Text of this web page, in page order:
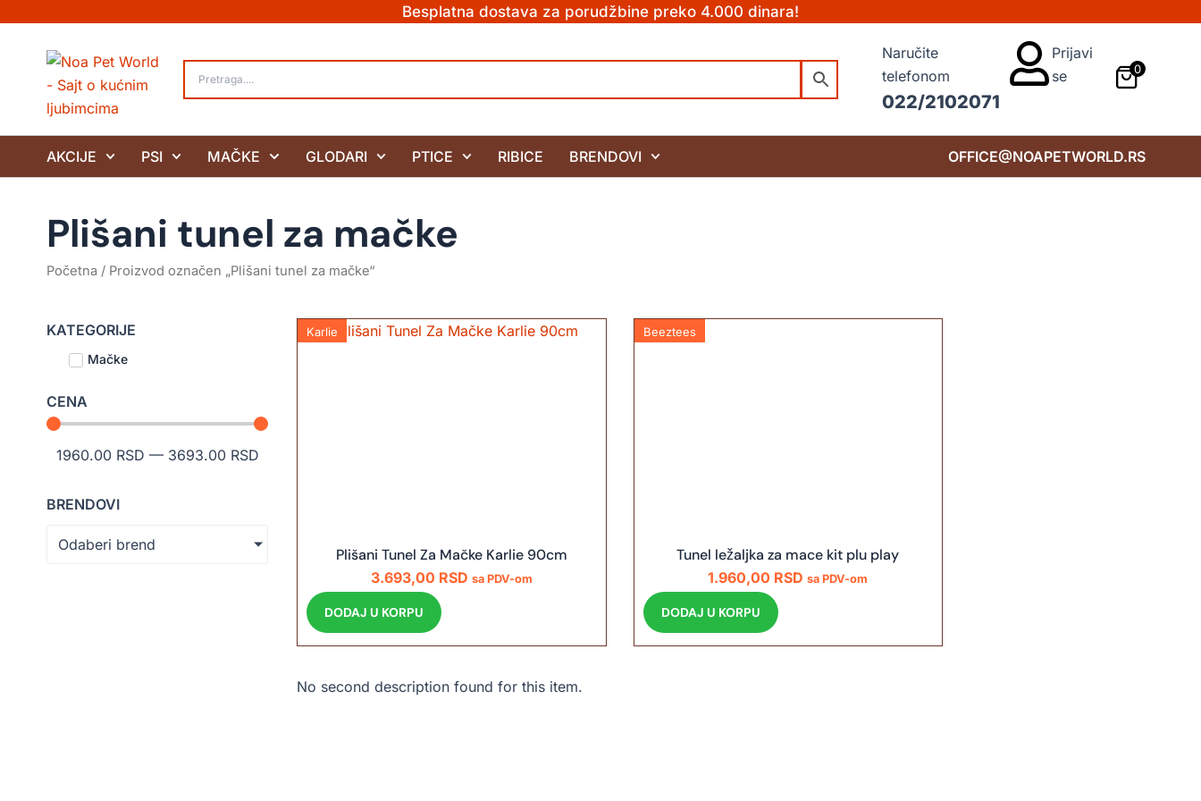
sadržaj
Besplatna dostava za porudžbine preko 4.000 dinara!
Naručite
telefonom
022/2102071
Prijavi
se
0
AKCIJE PSI MAČKE GLODARI PTICE RIBICE BRENDOVI OFFICE@NOAPETWORLD.RS
Plišani tunel za mačke
Početna / Proizvod označen „Plišani tunel za mačke“
KATEGORIJE
Mačke
CENA
1960.00 RSD — 3693.00 RSD
BRENDOVI
Odaberi brend
Karlie
Plišani Tunel Za Mačke Karlie 90cm
3.693,00 RSD sa PDV-om
DODAJ U KORPU
Beeztees
Tunel ležaljka za mace kit plu play
1.960,00 RSD sa PDV-om
DODAJ U KORPU
No second description found for this item.